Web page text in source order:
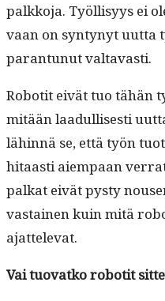
palkko­ja. Työl­lisyys ei
vaan on syn­tynyt uut­ta
paran­tunut valtavasti.
Robot­it eivät tuo tähän
mitään laadullis­es­ti
lähin­nä se, että työn
hitaasti aiem­paan
palkat eivät pysty
vas­tainen kuin mitä
ajattelevat.
Vai tuo­vatko robot­it